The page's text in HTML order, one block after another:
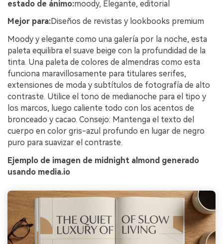
estado de ánimo:moody, Elegante, editorial
Mejor para:Diseños de revistas y lookbooks premium
Moody y elegante como una galería por la noche, esta
paleta equilibra el suave beige con la profundidad de la
tinta. Una paleta de colores de almendras como esta
funciona maravillosamente para titulares serifes,
extensiones de moda y subtítulos de fotografía de alto
contraste. Utilice el tono de medianoche para el tipo y
los marcos, luego caliente todo con los acentos de
bronceado y cacao. Consejo: Mantenga el texto del
cuerpo en color gris-azul profundo en lugar de negro
puro para suavizar el contraste.
Ejemplo de imagen de midnight almond generado
usando media.io